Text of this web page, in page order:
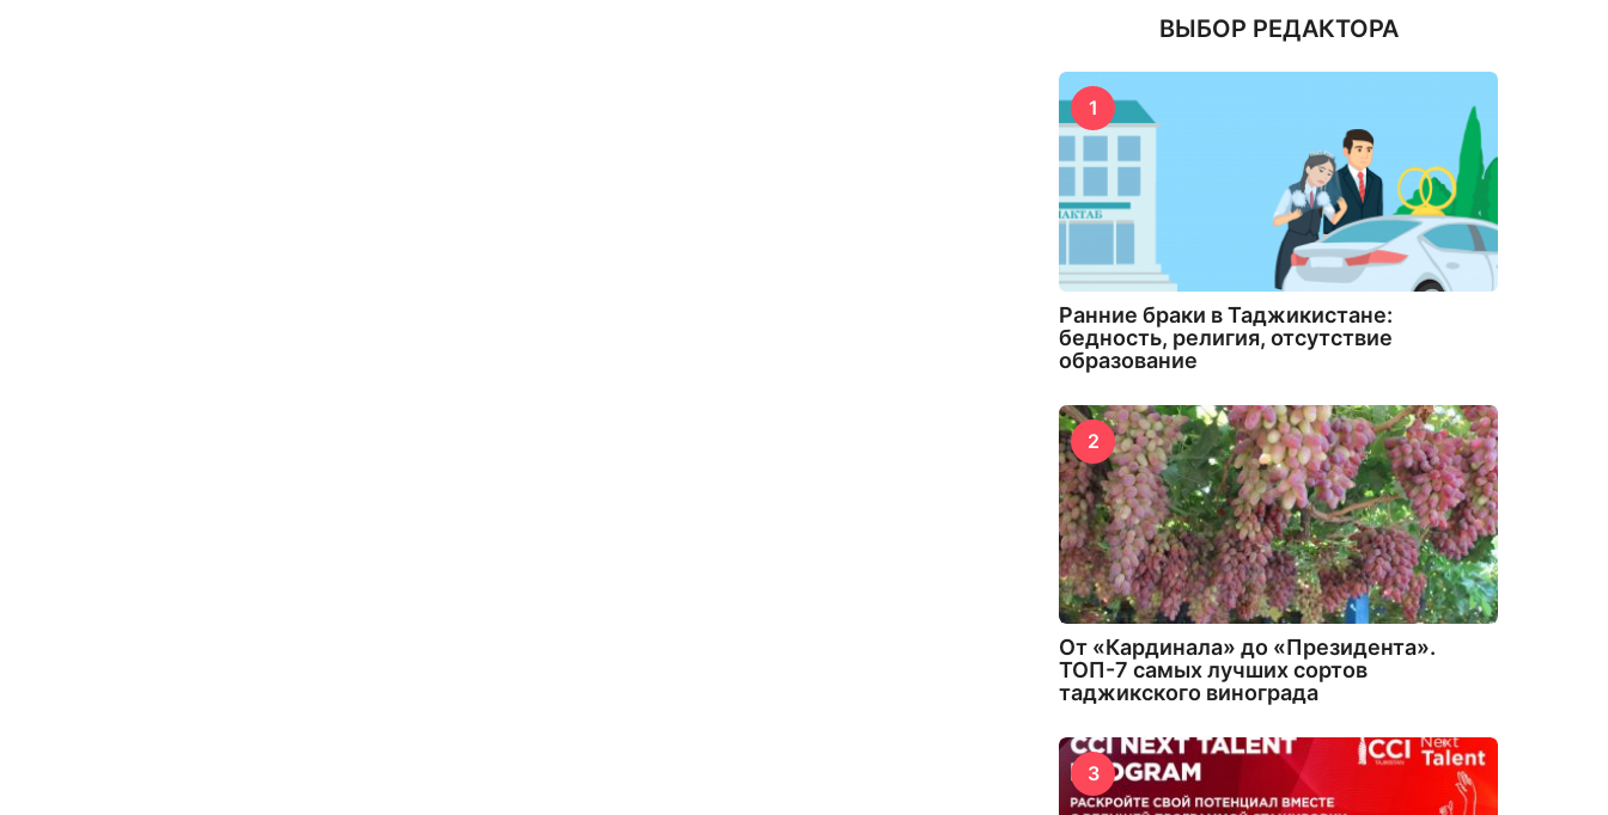
ВЫБОР РЕДАКТОРА
1
Ранние браки в Таджикистане:
бедность, религия, отсутствие
образование
2
От «Кардинала» до «Президента».
ТОП-7 самых лучших сортов
таджикского винограда
3